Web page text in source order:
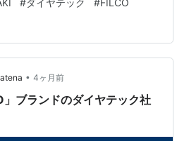
の在庫や公式サイトでも在
、中々復活しないなとは思って
が無くなってしまうとは思って
だ、在庫が残っているお店もある
したいと思います。
• 4ヶ月前
」ブランドのダイヤテック社